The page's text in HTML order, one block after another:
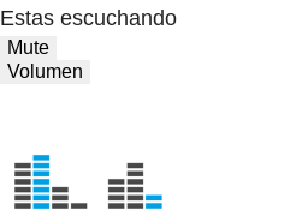
Estas escuchando
Mute
Volumen